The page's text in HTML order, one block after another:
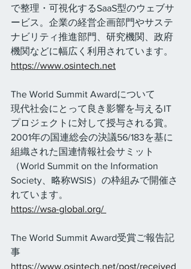
で整理・可視化するSaaS型のウェブサ
ービス。企業の経営企画部門やサステ
ナビリティ推進部門、研究機関、政府
機関などに幅広く利用されています。
https://www.osintech.net
The World Summit Awardについて
現代社会にとって良き影響を与えるIT
プロジェクトに対して授与される賞。
2001年の国連総会の決議56/183を基に
組織された国連情報社会サミット
（World Summit on the Information
Society、略称WSIS）の枠組みで開催さ
れています。
https://wsa-global.org/
The World Summit Award受賞ご報告記
事
https://www.osintech.net/post/received